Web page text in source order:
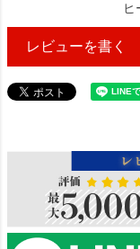
ヒ
レビューを書く